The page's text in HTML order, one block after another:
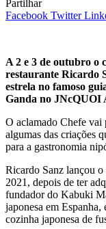
Partilhar
Facebook Twitter
A 2 e 3 de outubro o
restaurante Ricardo
estrela no famoso
Ganda no JNcQUOI
O aclamado Chefe vai
algumas das criações
para a gastronomia
Ricardo Sanz lançou
2021, depois de ter
fundador do Kabuki
japonesa em
cozinha japonesa de